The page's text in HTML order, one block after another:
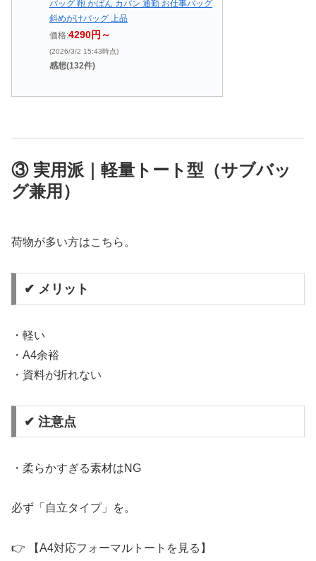
バッグ 鞄 かばん カバン 通勤 お仕事バッグ
斜めがけバッグ 上品
価格:4290円～
(2026/3/2 15:43時点)
感想(132件)
③ 実用派｜軽量トート型（サブバッ
グ兼用）
荷物が多い方はこちら。
✔ メリット
・軽い
・A4余裕
・資料が折れない
✔ 注意点
・柔らかすぎる素材はNG
必ず「自立タイプ」を。
👉 【A4対応フォーマルトートを見る】